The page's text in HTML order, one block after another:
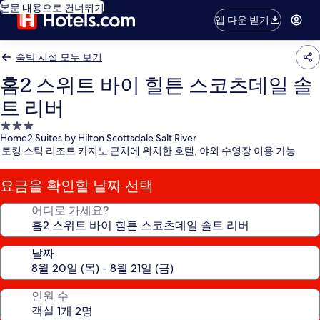
본문 내용으로 건너뛰기
앱 다운 받기
숙박 시설 모두 보기
홈2 스위트 바이 힐튼 스코츠데일 솔
트 리버
3.0
성
급
숙
박
시
Home2 Suites by Hilton Scottsdale Salt River
토킹 스틱 리조트 카지노 근처에 위치한 호텔, 야외 수영장 이용 가능
요금을 확인할 날짜 선택
어디로 가세요?
날짜
인원 수